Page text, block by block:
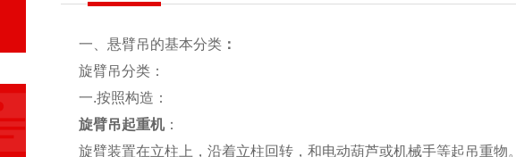
一、 悬臂吊的基本分类 ：
旋臂吊分类：
一.按照构造：
旋臂吊起重机：
旋臂装置在立柱上，沿着立柱回转，和电动葫芦或机械手等起吊重物。